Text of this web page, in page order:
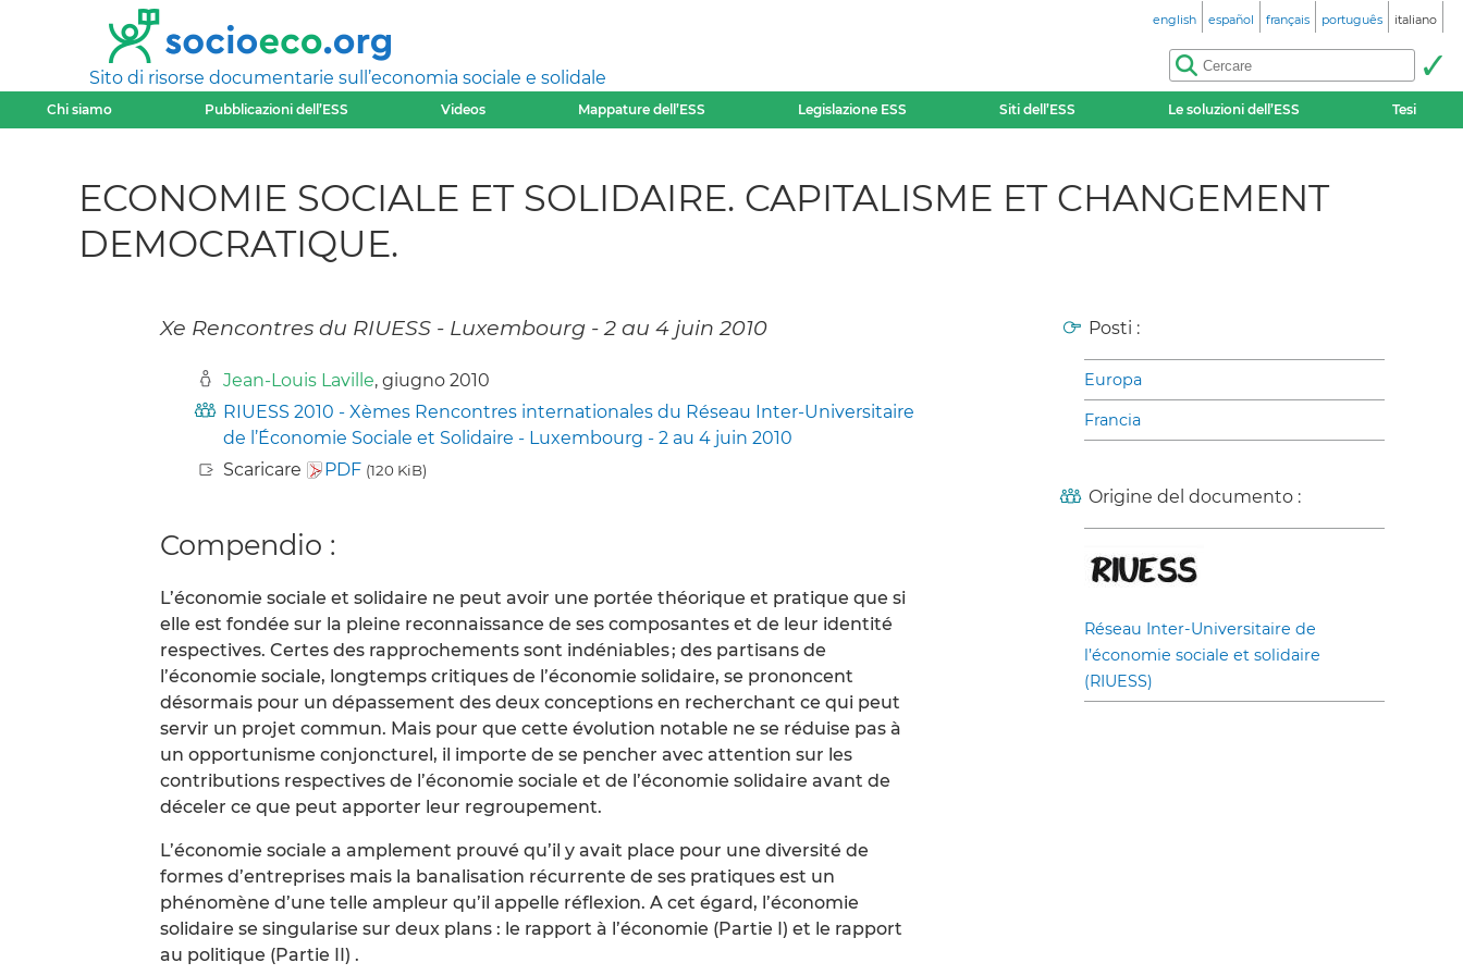
Sito di risorse documentarie sull’economia sociale e solidale
english español français português italiano
Chi siamo Pubblicazioni dell’ESS Videos Mappature dell’ESS Legislazione ESS Siti dell’ESS Le soluzioni dell’ESS Tesi
ECONOMIE SOCIALE ET SOLIDAIRE. CAPITALISME ET CHANGEMENT
DEMOCRATIQUE.
Xe Rencontres du RIUESS - Luxembourg - 2 au 4 juin 2010
Jean-Louis Laville, giugno 2010
RIUESS 2010 - Xèmes Rencontres internationales du Réseau Inter-Universitaire
de l’Économie Sociale et Solidaire - Luxembourg - 2 au 4 juin 2010
Scaricare
PDF (120 KiB)
Compendio :
L’économie sociale et solidaire ne peut avoir une portée théorique et pratique que si
elle est fondée sur la pleine reconnaissance de ses composantes et de leur identité
respectives. Certes des rapprochements sont indéniables ; des partisans de
l’économie sociale, longtemps critiques de l’économie solidaire, se prononcent
désormais pour un dépassement des deux conceptions en recherchant ce qui peut
servir un projet commun. Mais pour que cette évolution notable ne se réduise pas à
un opportunisme conjoncturel, il importe de se pencher avec attention sur les
contributions respectives de l’économie sociale et de l’économie solidaire avant de
déceler ce que peut apporter leur regroupement.
L’économie sociale a amplement prouvé qu’il y avait place pour une diversité de
formes d’entreprises mais la banalisation récurrente de ses pratiques est un
phénomène d’une telle ampleur qu’il appelle réflexion. A cet égard, l’économie
solidaire se singularise sur deux plans : le rapport à l’économie (Partie I) et le rapport
au politique (Partie II) .
Posti :
Europa
Francia
Origine del documento :
Réseau Inter-Universitaire de
l’économie sociale et solidaire
(RIUESS)